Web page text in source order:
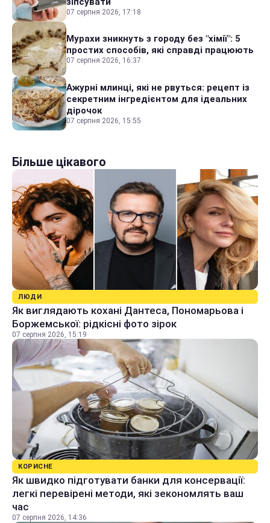
07 серпня 2026, 17:18
Мурахи зникнуть з городу без "хімії": 5
простих способів, які справді працюють
07 серпня 2026, 16:37
Ажурні млинці, які не рвуться: рецепт із
секретним інгредієнтом для ідеальних
дірочок
07 серпня 2026, 15:55
Більше цікавого
ЛЮДИ
Як виглядають кохані Дантеса, Пономарьова і
Боржемської: рідкісні фото зірок
07 серпня 2026, 15:19
КОРИСНЕ
Як швидко підготувати банки для консервації:
легкі перевірені методи, які зекономлять ваш
час
07 серпня 2026, 14:36